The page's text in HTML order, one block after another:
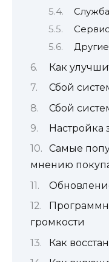
Как
Сбой
Сбой
Настройка
Самые
мнению
громкости
Как